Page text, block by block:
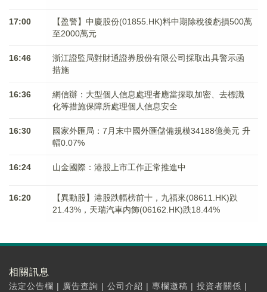
17:00
【盈警】中慶股份(01855.HK)料中期除稅後虧損500萬
至2000萬元
16:46
浙江證監局對財通證券股份有限公司採取出具警示函
措施
16:36
網信辦：大型個人信息處理者應當採取加密、去標識
化等措施保障所處理個人信息安全
16:30
國家外匯局：7月末中國外匯儲備規模34188億美元 升
幅0.07%
16:24 山金國際：港股上市工作正常推進中
16:20
【異動股】港股跌幅榜前十，九福來(08611.HK)跌
21.43%，天瑞汽車内飾(06162.HK)跌18.44%
相關訊息
法定公告欄 | 廣告查詢 | 公司介紹 | 專欄邀稿 | 投資者關係 |